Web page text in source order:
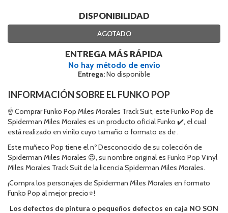
DISPONIBILIDAD
AGOTADO
ENTREGA MÁS RÁPIDA
No hay método de envío
Entrega:No disponible
INFORMACIÓN SOBRE EL FUNKO POP
☝ Comprar Funko Pop Miles Morales Track Suit, este Funko Pop de
Spiderman Miles Morales es un producto oficial Funko ✔️, el cual
está realizado en vinilo cuyo tamaño o formato es de .
Este muñeco Pop tiene el nº Desconocido de su colección de
Spiderman Miles Morales 😍, su nombre original es Funko Pop Vinyl
Miles Morales Track Suit de la licencia Spiderman Miles Morales.
¡Compra los personajes de Spiderman Miles Morales en formato
Funko Pop al mejor precio⭐!
Los defectos de pintura o pequeños defectos en caja NO SON